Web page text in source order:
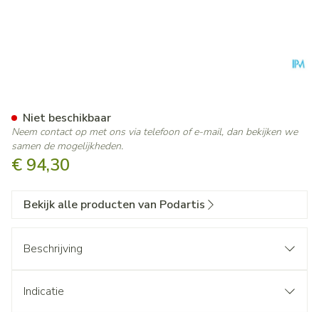
€ 94,30
Niet beschikbaar
Neem contact op met ons via telefoon of e-mail, dan bekijken we
samen de mogelijkheden.
Bekijk alle producten van Podartis
Beschrijving
Indicatie